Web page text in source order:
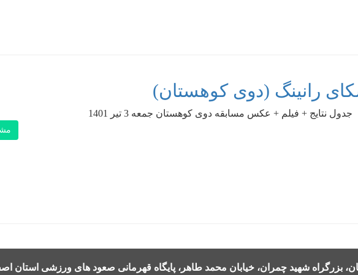
رانینگ (دوی کوهستان)
جدول نتایج + فیلم + عکس مسابقه دوی کوهستان جمعه 3 تیر 1401
بزرگراه شهید چمران، خیابان محمد طاهر، پایگاه قهرمانی صعود های ورزشی استان